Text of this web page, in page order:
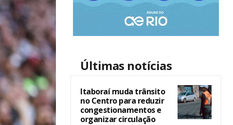
Últimas notícias
Itaboraí muda trânsito
no Centro para reduzir
congestionamentos e
organizar circulação